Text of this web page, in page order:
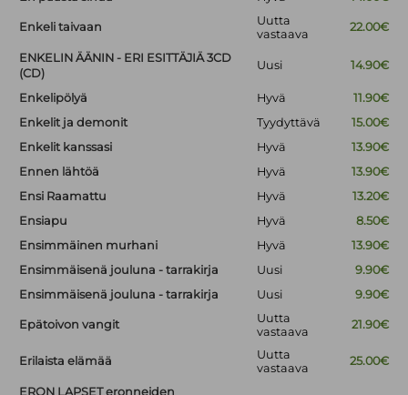
Enkeli taivaan
Uutta
vastaava
22.00€
ENKELIN ÄÄNIN - ERI ESITTÄJIÄ 3CD
(CD)
Uusi 14.90€
Enkelipölyä Hyvä
11.90€
Enkelit ja demonit
Tyydyttävä
15.00€
Enkelit kanssasi
Hyvä
13.90€
Ennen lähtöä
Hyvä
13.90€
Ensi Raamattu
Hyvä
13.20€
Ensiapu
Hyvä
8.50€
Ensimmäinen murhani
Hyvä
13.90€
Ensimmäisenä jouluna - tarrakirja
Uusi
9.90€
Ensimmäisenä jouluna - tarrakirja
Uusi 9.90€
Epätoivon vangit
Uutta
vastaava
21.90€
Erilaista elämää
Uutta
vastaava
25.00€
ERON LAPSET eronneiden